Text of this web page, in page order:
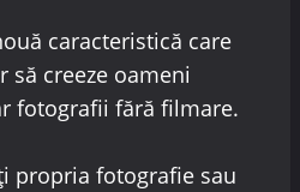
caracteristică care
creeze oameni
fotografii fără filmare.
propria fotografie sau